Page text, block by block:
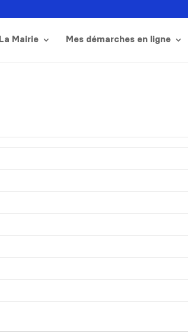
La Mairie Mes démarches en ligne